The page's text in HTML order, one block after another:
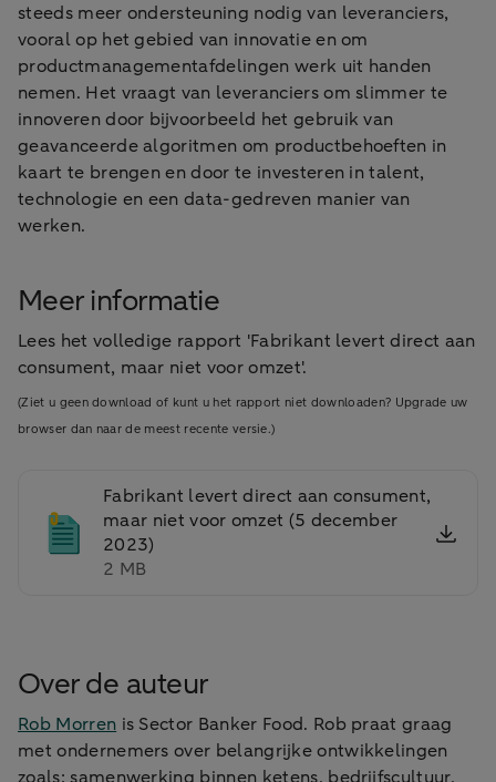
steeds meer ondersteuning nodig van leveranciers,
vooral op het gebied van innovatie en om
productmanagementafdelingen werk uit handen
nemen. Het vraagt van leveranciers om slimmer te
innoveren door bijvoorbeeld het gebruik van
geavanceerde algoritmen om productbehoeften in
kaart te brengen en door te investeren in talent,
technologie en een data-gedreven manier van
werken.
Meer informatie
Lees het volledige rapport 'Fabrikant levert direct aan
consument, maar niet voor omzet'.
(Ziet u geen download of kunt u het rapport niet downloaden? Upgrade uw
browser dan naar de meest recente versie.)
Fabrikant levert direct aan consument,
maar niet voor omzet (5 december
2023)
2 MB
Over de auteur
Rob Morren is Sector Banker Food. Rob praat graag
met ondernemers over belangrijke ontwikkelingen